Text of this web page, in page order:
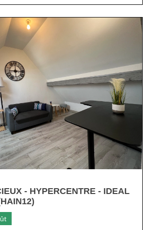
- HYPERCENTRE - IDEAL